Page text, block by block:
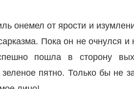
онемел от ярости и
Пока он не очнулся
пошла в сторону
пятно. Только бы не